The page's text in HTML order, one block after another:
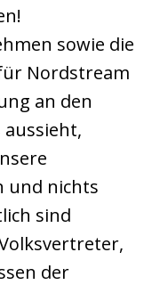
sowie die
Nordstream
an den
aussieht,
und nichts
sind
der